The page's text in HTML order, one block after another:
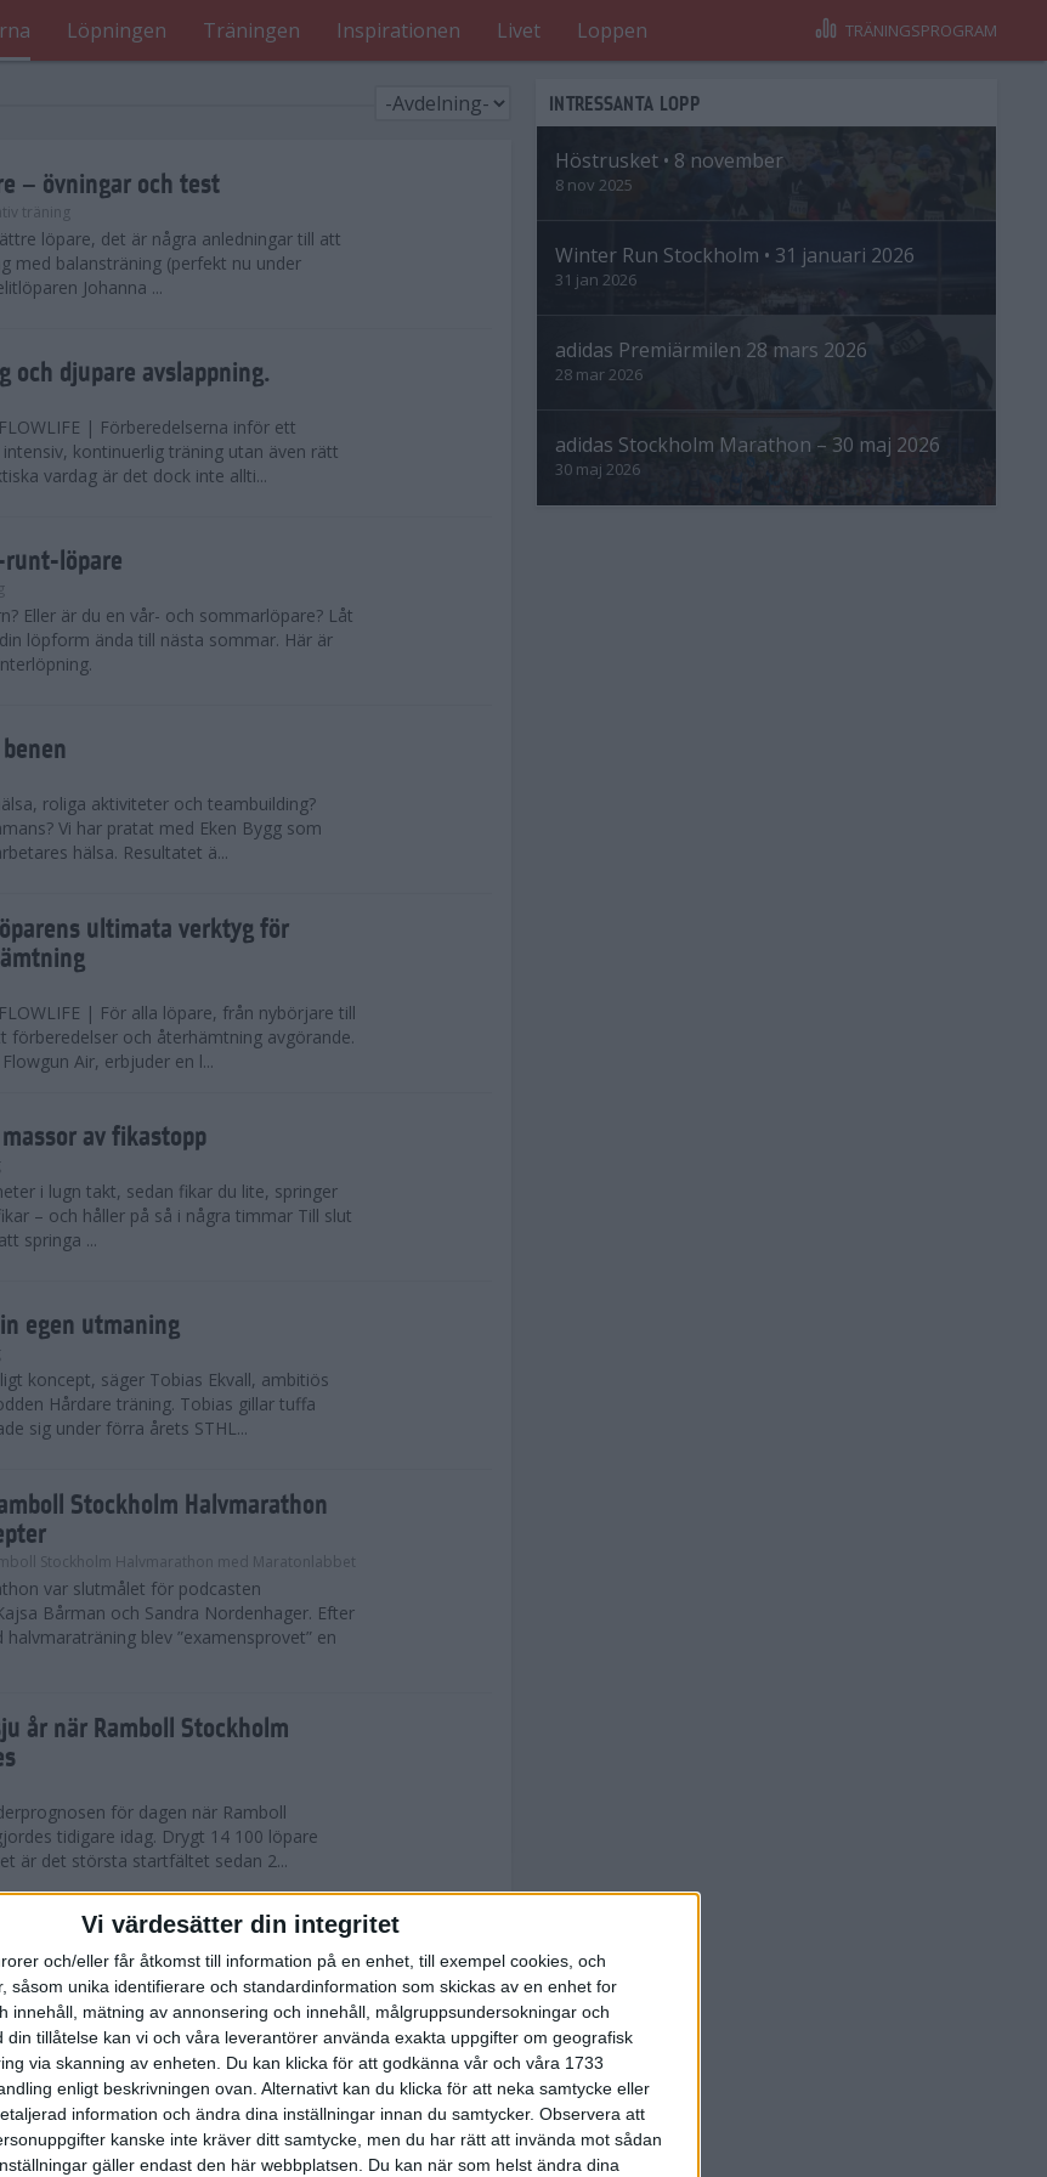
Vi värdesätter din integritet
och/eller får åtkomst till information på en enhet, till exempel cookies, och
såsom unika identifierare och standardinformation som skickas av en enhet for
innehåll, mätning av annonsering och innehåll, målgruppsundersokningar och
din tillåtelse kan vi och våra leverantörer använda exakta uppgifter om geografisk
via skanning av enheten. Du kan klicka för att godkänna vår och våra 1733
enligt beskrivningen ovan. Alternativt kan du klicka för att neka samtycke eller
information och ändra dina inställningar innan du samtycker. Observera att
kanske inte kräver ditt samtycke, men du har rätt att invända mot sådan
gäller endast den här webbplatsen. Du kan när som helst ändra dina
Löpningen Träningen Inspirationen Livet Loppen TRÄNINGSPROGRAM
– övningar och test
träning
löpare, det är några anledningar till att
med balansträning (perfekt nu under
Johanna ...
och djupare avslappning.
| Förberedelserna inför ett
kontinuerlig träning utan även rätt
vardag är det dock inte allti...
löpare
Eller är du en vår- och sommarlöpare? Låt
löpform ända till nästa sommar. Här är
roliga aktiviteter och teambuilding?
Vi har pratat med Eken Bygg som
hälsa. Resultatet ä...
ultimata verktyg för
| För alla löpare, från nybörjare till
förberedelser och återhämtning avgörande.
Air, erbjuder en l...
av fikastopp
i lugn takt, sedan fikar du lite, springer
– och håller på så i några timmar Till slut
springa ...
egen utmaning
koncept, säger Tobias Ekvall, ambitiös
Hårdare träning. Tobias gillar tuffa
sig under förra årets STHL...
Stockholm Halvmarathon
Stockholm Halvmarathon med Maratonlabbet
var slutmålet för podcasten
Bårman och Sandra Nordenhager. Efter
blev ”examensprovet” en
år när Ramboll Stockholm
för dagen när Ramboll
tidigare idag. Drygt 14 100 löpare
är det största startfältet sedan 2...
Diego Estrada när Ramboll
avgjordes
välkomnade löparna i årets Ramboll
trots värmen så levererade eliten riktigt
Diego Estrada ledningen...
för Ramboll Stockholm
INTRESSANTA LOPP
Höstrusket • 8 november
8 nov 2025
Winter Run Stockholm • 31 januari 2026
31 jan 2026
adidas Premiärmilen 28 mars 2026
28 mar 2026
adidas Stockholm Marathon – 30 maj 2026
30 maj 2026